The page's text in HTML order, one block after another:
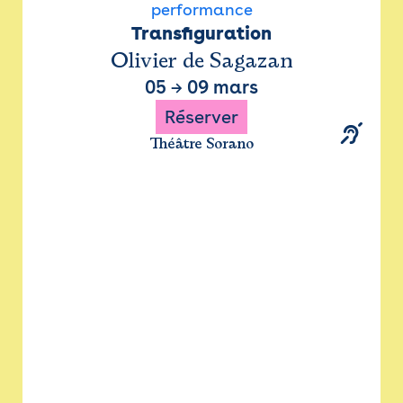
performance
Transfiguration
Olivier de Sagazan
05 → 09 mars
Réserver
Théâtre Sorano